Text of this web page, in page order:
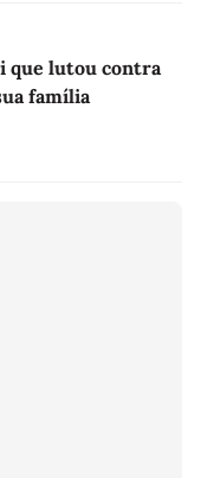
que lutou contra
família